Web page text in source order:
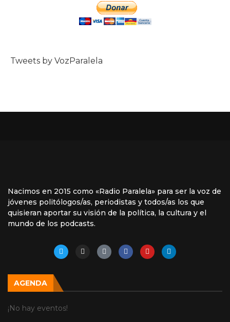
Tweets by VozParalela
Nacimos en 2015 como «Radio Paralela» para ser la voz de
jóvenes politólogos/as, periodistas y todos/as los que
quisieran aportar su visión de la política, la cultura y el
mundo de los podcasts.
AGENDA
¡No hay eventos!